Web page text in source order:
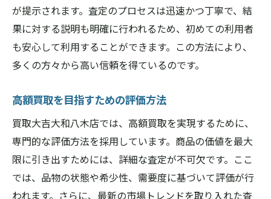
が提示されます。査定のプロセスは迅速かつ丁寧で、結
果に対する説明も明確に行われるため、初めての利用者
も安心して利用することができます。この方法により、
多くの方々から高い信頼を得ているのです。
高額買取を目指すための評価方法
買取大吉大和八木店では、高額買取を実現するために、
専門的な評価方法を採用しています。商品の価値を最大
限に引き出すためには、詳細な査定が不可欠です。ここ
では、品物の状態や希少性、需要度に基づいて評価が行
われます。さらに、最新の市場トレンドを取り入れた査